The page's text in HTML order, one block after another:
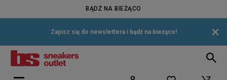
BĄDŹ NA BIEŻĄCO
Zapisz się do newslettera i bądź na bieżąco! ×